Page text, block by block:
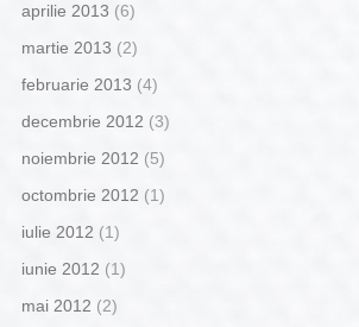
aprilie 2013 (6)
martie 2013 (2)
februarie 2013 (4)
decembrie 2012 (3)
noiembrie 2012 (5)
octombrie 2012 (1)
iulie 2012 (1)
iunie 2012 (1)
mai 2012 (2)